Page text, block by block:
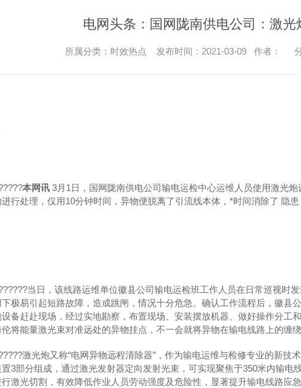
电网头条：国网陇南供电公司：激光
所属分类：时效热点 发布时间：2021-03-09 作者：
本网讯 3月1日，国网陇南供电公司输电运检中心运维人员使用激光
行处理，仅用10分钟时间，异物便脱离了引流线本体，*时间消除了 隐
当日，该线路运维单位徽县公司输电运检班工作人员在日常巡视时
下极易引起短路故障，造成跳闸，情况十分危急。确认工作流程后，徽县
备赶赴现场，经过实地勘察，布置现场、安装摆放机器、做好操作分工
将能量激光束对准远处的异物挂点，不一会就将异物在输电线路上的缠
激光炮又称“电网异物远程清除器”，作为输电运维与检修专业的新
3部分组成，通过激光发射器定向发射光束，可实现聚焦于350米内输
行激光切割，有效降低作业人员劳动强度及危险性，显著提升输电线路应急